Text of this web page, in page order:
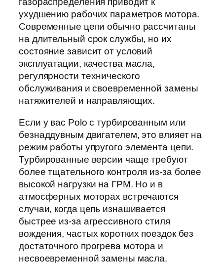
ухудшению рабочих параметров мотора.
Современные цепи обычно рассчитаны
на длительный срок службы, но их
состояние зависит от условий
эксплуатации, качества масла,
регулярности технического
обслуживания и своевременной замены
натяжителей и направляющих.
Если у вас Polo с турбированным или
безнаддувным двигателем, это влияет на
режим работы упругого элемента цепи.
Турбированные версии чаще требуют
более тщательного контроля из-за более
высокой нагрузки на ГРМ. Но и в
атмосферных моторах встречаются
случаи, когда цепь изнашивается
быстрее из-за агрессивного стиля
вождения, частых коротких поездок без
достаточного прогрева мотора и
несвоевременной замены масла.